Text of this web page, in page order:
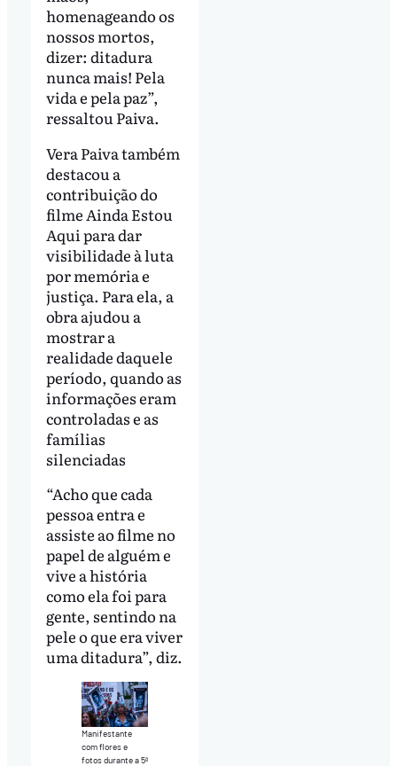
homenageando os
nossos mortos,
dizer: ditadura
nunca mais! Pela
vida e pela paz”,
ressaltou Paiva.
Vera Paiva também
destacou a
contribuição do
filme Ainda Estou
Aqui para dar
visibilidade à luta
por memória e
justiça. Para ela, a
obra ajudou a
mostrar a
realidade daquele
período, quando as
informações eram
controladas e as
famílias
silenciadas
“Acho que cada
pessoa entra e
assiste ao filme no
papel de alguém e
vive a história
como ela foi para
gente, sentindo na
pele o que era viver
uma ditadura”, diz.
Manifestante
com flores e
fotos durante a 5ª